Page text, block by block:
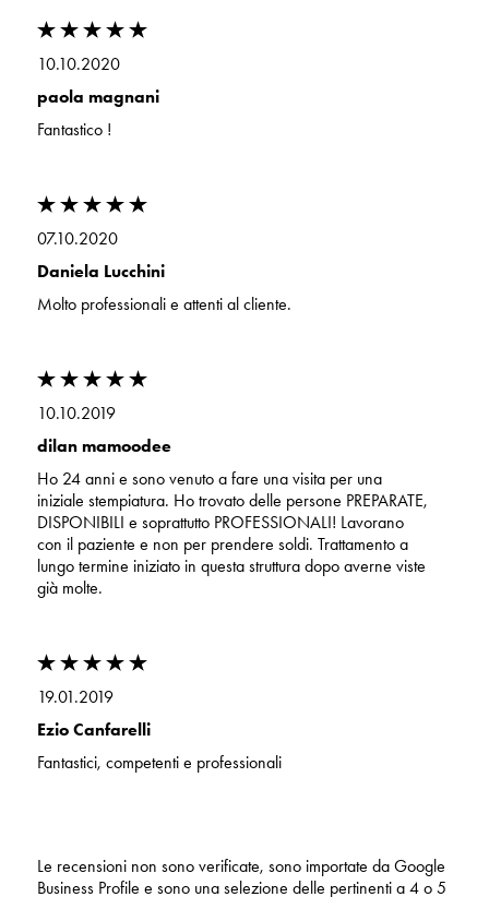
10.10.2020
paola magnani
Fantastico !
07.10.2020
Daniela Lucchini
Molto professionali e attenti al cliente.
10.10.2019
dilan mamoodee
Ho 24 anni e sono venuto a fare una visita per una
iniziale stempiatura. Ho trovato delle persone PREPARATE,
DISPONIBILI e soprattutto PROFESSIONALI! Lavorano
con il paziente e non per prendere soldi. Trattamento a
lungo termine iniziato in questa struttura dopo averne viste
già molte.
19.01.2019
Ezio Canfarelli
Fantastici, competenti e professionali
Le recensioni non sono verificate, sono importate da Google
Business Profile e sono una selezione delle pertinenti a 4 o 5